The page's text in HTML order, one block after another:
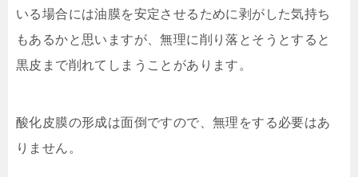
いる場合には油膜を安定させるために剥がした気持ち
もあるかと思いますが、無理に削り落とそうとすると
黒皮まで削れてしまうことがあります。
酸化皮膜の形成は面倒ですので、無理をする必要はあ
りません。